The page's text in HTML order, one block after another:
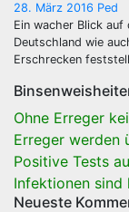
28. März 2016 Ped
Ein wacher Blick
Deutschland wie
Erschrecken
Ohne Erreger
Erreger werden
Positive Tests
Infektionen sind
Neueste